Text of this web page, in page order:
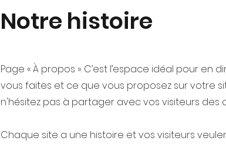
Notre histoire
Page « À propos ». C’est l’espace idéal pour
vous faites et ce que vous proposez sur votre
n'hésitez pas à partager avec vos visiteurs
Chaque site a une histoire et vos visiteurs